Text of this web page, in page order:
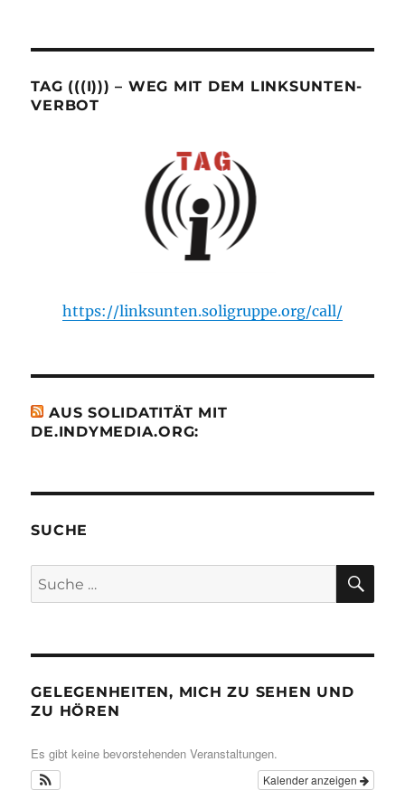
TAG (((I))) – WEG MIT DEM LINKSUNTEN-
VERBOT
https://linksunten.soligruppe.org/call/
AUS SOLIDATITÄT MIT
DE.INDYMEDIA.ORG:
SUCHE
Suche
nach:
GELEGENHEITEN, MICH ZU SEHEN UND
ZU HÖREN
Es gibt keine bevorstehenden Veranstaltungen.
Kalender anzeigen